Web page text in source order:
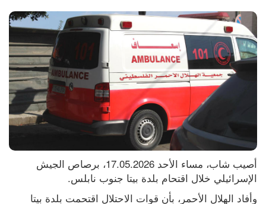
الإسرائيلي خلال اقتحام بلدة بيتا جنوب نابلس.